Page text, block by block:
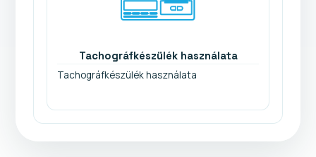
Tachográfkészülék használata
Tachográfkészülék használata